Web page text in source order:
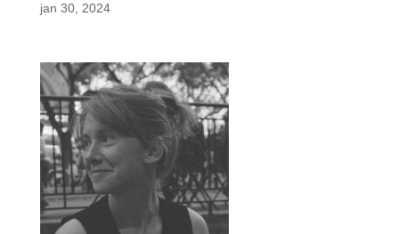
jan 30, 2024